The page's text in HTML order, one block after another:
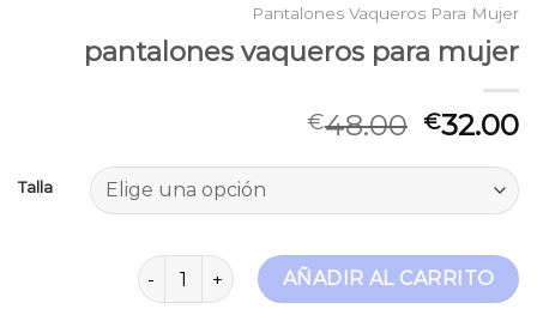
Pantalones Vaqueros Para Mujer
pantalones vaqueros para mujer
€48.00 €32.00
Talla
pantalones vaqueros para mujer cantidad
AÑADIR AL CARRITO